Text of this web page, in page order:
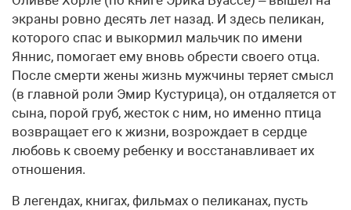
экраны ровно десять лет назад. И здесь пеликан,
которого спас и выкормил мальчик по имени
Яннис, помогает ему вновь обрести своего отца.
После смерти жены жизнь мужчины теряет смысл
(в главной роли Эмир Кустурица), он отдаляется от
сына, порой груб, жесток с ним, но именно птица
возвращает его к жизни, возрождает в сердце
любовь к своему ребенку и восстанавливает их
отношения.
В легендах, книгах, фильмах о пеликанах, пусть